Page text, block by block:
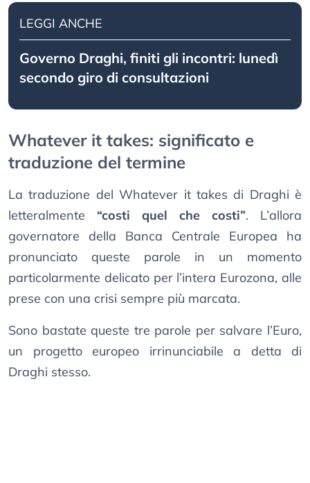
LEGGI ANCHE
Governo Draghi, finiti gli incontri: lunedì
secondo giro di consultazioni
Whatever it takes: significato e
traduzione del termine
La traduzione del Whatever it takes di Draghi è
letteralmente “costi quel che costi”. L’allora
governatore della Banca Centrale Europea ha
pronunciato queste parole in un momento
particolarmente delicato per l’intera Eurozona, alle
prese con una crisi sempre più marcata.
Sono bastate queste tre parole per salvare l’Euro,
un progetto europeo irrinunciabile a detta di
Draghi stesso.